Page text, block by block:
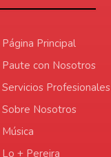
Página Principal
Paute con Nosotros
Servicios Profesionales
Sobre Nosotros
Música
Lo + Pereira